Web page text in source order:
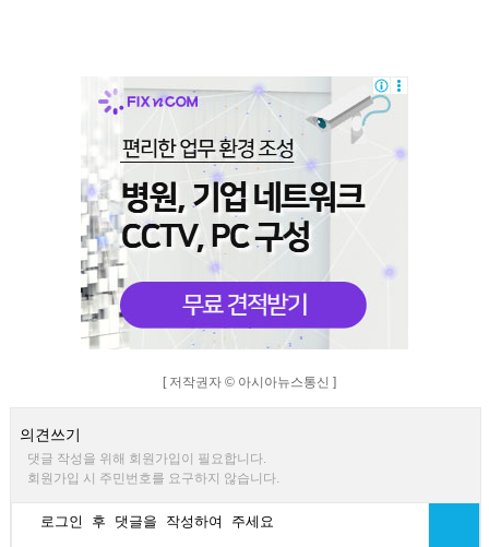
[ 저작권자 © 아시아뉴스통신 ]
의견쓰기
댓글 작성을 위해 회원가입이 필요합니다.
회원가입 시 주민번호를 요구하지 않습니다.